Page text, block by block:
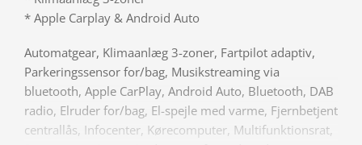
* Apple Carplay & Android Auto
Automatgear, Klimaanlæg 3-zoner, Fartpilot adaptiv,
Parkeringssensor for/bag, Musikstreaming via
bluetooth, Apple CarPlay, Android Auto, Bluetooth, DAB
radio, Elruder for/bag, El-spejle med varme, Fjernbetjent
centrallås, Infocenter, Kørecomputer, Multifunktionsrat,